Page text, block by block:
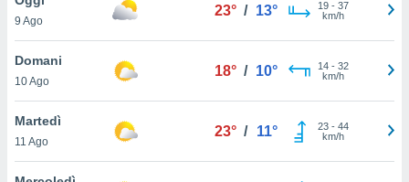
è
al sito
di
ci
di
9 Ago
23° / 13° 19- 37
km/h
Domani
10 Ago
18° / 10° 14- 32
km/h
Martedì
11 Ago
23° / 11° 23- 44
km/h